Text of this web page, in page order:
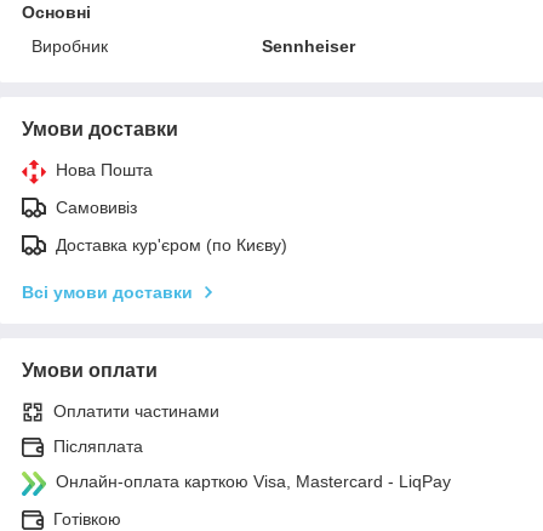
Основні
Виробник
Sennheiser
Умови доставки
Нова Пошта
Самовивіз
Доставка кур'єром (по Києву)
Всі умови доставки
Умови оплати
Оплатити частинами
Післяплата
Онлайн-оплата карткою Visa, Mastercard - LiqPay
Готівкою